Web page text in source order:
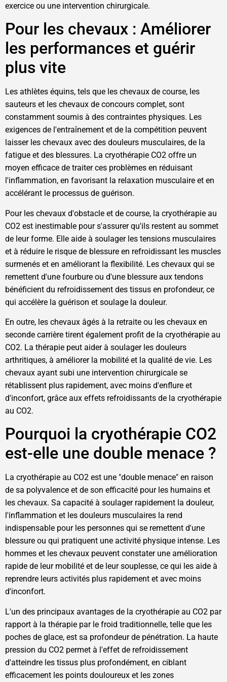
exercice ou une intervention chirurgicale.
Pour les chevaux : Améliorer
les performances et guérir
plus vite
Les athlètes équins, tels que les chevaux de course, les
sauteurs et les chevaux de concours complet, sont
constamment soumis à des contraintes physiques. Les
exigences de l'entraînement et de la compétition peuvent
laisser les chevaux avec des douleurs musculaires, de la
fatigue et des blessures. La cryothérapie CO2 offre un
moyen efficace de traiter ces problèmes en réduisant
l'inflammation, en favorisant la relaxation musculaire et en
accélérant le processus de guérison.
Pour les chevaux d'obstacle et de course, la cryothérapie au
CO2 est inestimable pour s'assurer qu'ils restent au sommet
de leur forme. Elle aide à soulager les tensions musculaires
et à réduire le risque de blessure en refroidissant les muscles
surmenés et en améliorant la flexibilité. Les chevaux qui se
remettent d'une fourbure ou d'une blessure aux tendons
bénéficient du refroidissement des tissus en profondeur, ce
qui accélère la guérison et soulage la douleur.
En outre, les chevaux âgés à la retraite ou les chevaux en
seconde carrière tirent également profit de la cryothérapie au
CO2. La thérapie peut aider à soulager les douleurs
arthritiques, à améliorer la mobilité et la qualité de vie. Les
chevaux ayant subi une intervention chirurgicale se
rétablissent plus rapidement, avec moins d'enflure et
d'inconfort, grâce aux effets refroidissants de la cryothérapie
au CO2.
Pourquoi la cryothérapie CO2
est-elle une double menace ?
La cryothérapie au CO2 est une "double menace" en raison
de sa polyvalence et de son efficacité pour les humains et
les chevaux. Sa capacité à soulager rapidement la douleur,
l'inflammation et les douleurs musculaires la rend
indispensable pour les personnes qui se remettent d'une
blessure ou qui pratiquent une activité physique intense. Les
hommes et les chevaux peuvent constater une amélioration
rapide de leur mobilité et de leur souplesse, ce qui les aide à
reprendre leurs activités plus rapidement et avec moins
d'inconfort.
L'un des principaux avantages de la cryothérapie au CO2 par
rapport à la thérapie par le froid traditionnelle, telle que les
poches de glace, est sa profondeur de pénétration. La haute
pression du CO2 permet à l'effet de refroidissement
d'atteindre les tissus plus profondément, en ciblant
efficacement les points douloureux et les zones